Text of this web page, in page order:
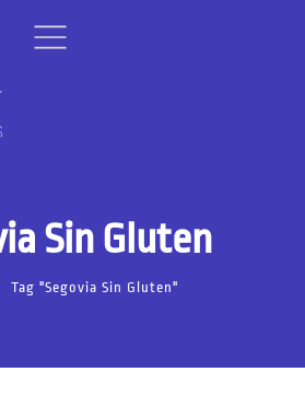
Sin Gluten
Tag "Segovia Sin Gluten"